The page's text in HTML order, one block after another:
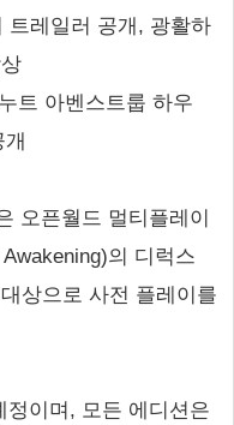
트레일러 공개, 광활하
트 아벤스트룹 하우
오픈월드 멀티플레이
의 디럭스
상으로 사전 플레이를
정이며, 모든 에디션은